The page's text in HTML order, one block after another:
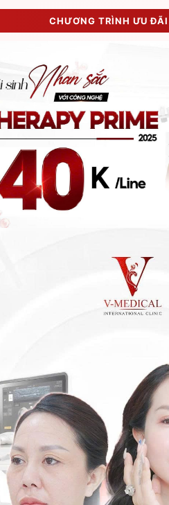
CHƯƠNG TRÌNH ƯU